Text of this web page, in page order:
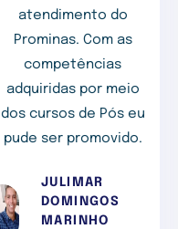
atendimento do
Prominas. Com as
competências
adquiridas por meio
dos cursos de Pós eu
pude ser promovido.
JULIMAR
DOMINGOS
MARINHO